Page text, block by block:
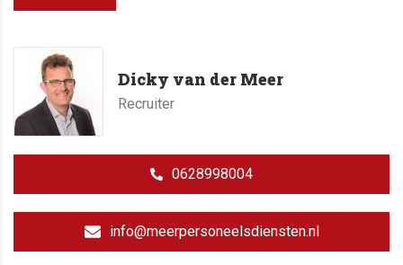
Dicky van der Meer
Recruiter
0628998004
info@meerpersoneelsdiensten.nl